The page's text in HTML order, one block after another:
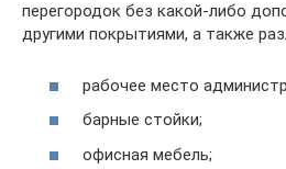
перегородок без какой-либо
другими покрытиями, а также
рабочее место
барные стойки;
офисная мебель;